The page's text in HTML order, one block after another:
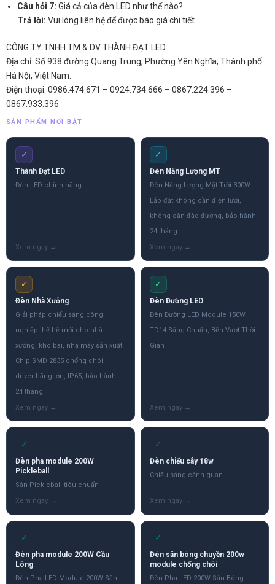
Câu hỏi 7: Giá cả của đèn LED như thế nào?
Trả lời: Vui lòng liên hệ để được báo giá chi tiết.
CÔNG TY TNHH TM & DV THÀNH ĐẠT LED
Địa chỉ: Số 938 đường Quang Trung, Phường Yên Nghĩa, Thành phố
Hà Nội, Việt Nam.
Điện thoại: 0986.474.671 – 0924.734.666 – 0867.224.396 –
0867.933.396
SẢN PHẨM NỔI BẬT
✓
Thành Đạt LED
Đèn LED chính hãng
✓
Đèn Năng Lượng MT
Đèn Năng Lượng Mặt Trời 300W
Lắp đặt không cần điện lưới,
không cần đào đường, bảo hành
24 tháng.
✓
Đèn Nhà Xưởng
Giải pháp chiếu sáng công
nghiệp thế hệ mới cho nhà
xưởng, kho bãi, nhà máy sản xuất.
Chip SMD 2835 chống chói,
driver hãng lớn, IP65, bảo hành
24 tháng.
✓
Đèn Đường LED
Đèn Đường LED Module 150W
TD14 Sáng Chuẩn, Bền Vượt Thời
Gian
✓
Đèn pha module 200W
Pickleball
Sân Pickleball tiêu chuẩn
✓
Đèn chiếu cây 18w
Chiếu sáng cảnh quan
✓
Đèn pha module 200W Cầu
Lông
Đèn Pha LED Module 200W Sân
✓
Đèn sân bóng chuyền 200w
module chống chói
Đèn Pha LED 200W Sân Bóng